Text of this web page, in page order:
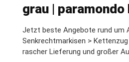
grau |
Jetzt beste Angebote rund um
Senkrechtmarkisen >
rascher Lieferung und großer